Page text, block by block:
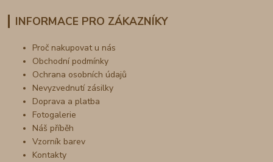
INFORMACE PRO ZÁKAZNÍKY
Proč nakupovat u nás
Obchodní podmínky
Ochrana osobních údajů
Nevyzvednutí zásilky
Doprava a platba
Fotogalerie
Náš příběh
Vzorník barev
Kontakty